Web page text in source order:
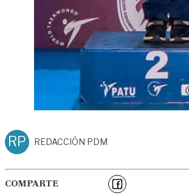
RP REDACCIÓN PDM
COMPARTE